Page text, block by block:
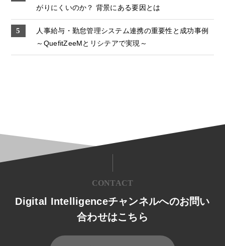
がりにくいのか？ 背景にある要因とは
人事給与・勤怠管理システム連携の重要性と成功事例
～QuefitZeeMとリシテアで実現～
CONTACT
Digital Intelligenceチャンネルへのお問い
合わせはこちら